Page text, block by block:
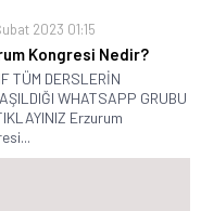
2023 01:15
Kongresi Nedir?
TÜM DERSLERİN
WHATSAPP GRUBU
Erzurum